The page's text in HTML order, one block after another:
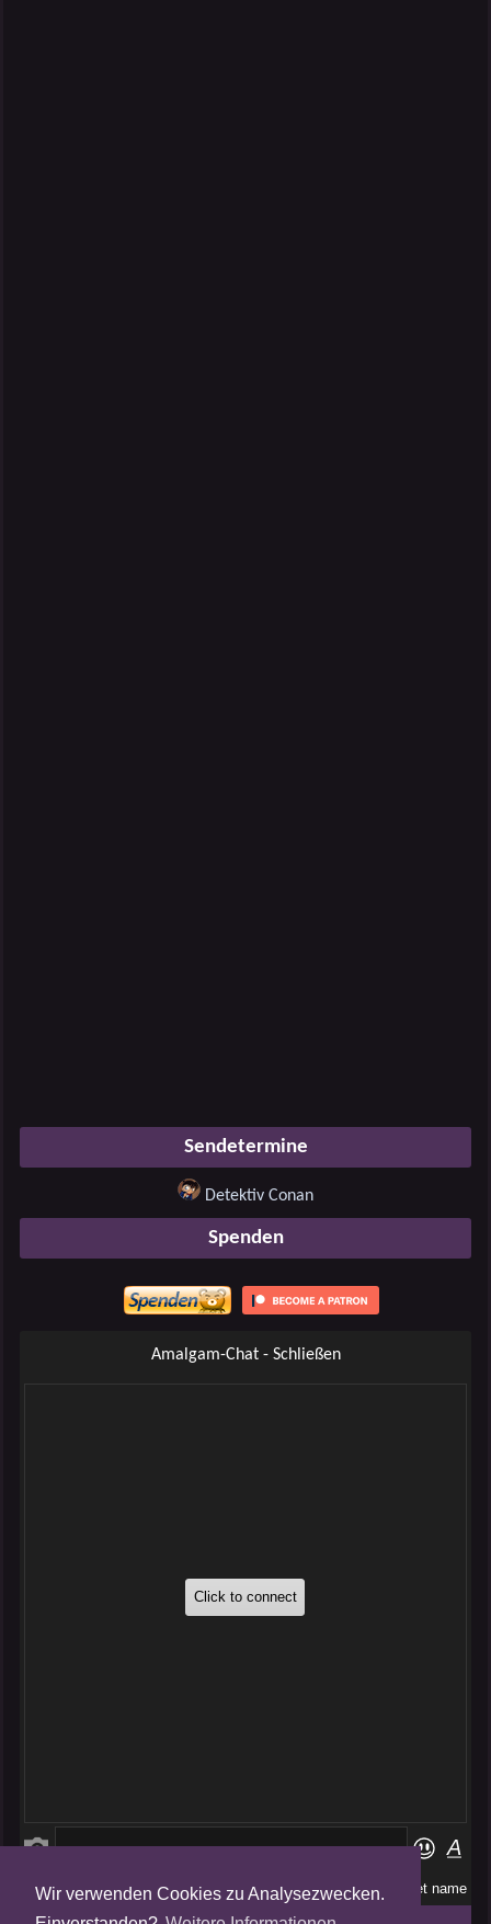
Wir verwenden Cookies zu Analysezwecken.
Sendetermine
Detektiv Conan
Spenden
Amalgam-Chat - Schließen